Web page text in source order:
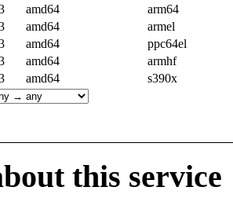
amd64
arm64
amd64
armel
amd64
ppc64el
amd64
armhf
amd64
s390x
this service